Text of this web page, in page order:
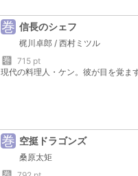
巻 信長のシェフ
梶川卓郎 / 西村ミツル
巻
715 pt
巻 空挺ドラゴンズ
桑原太矩